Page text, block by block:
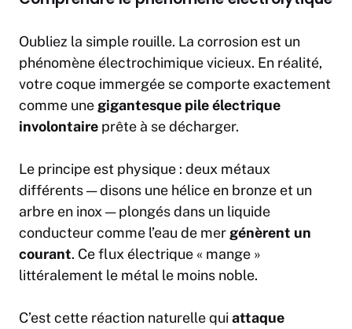
Oubliez la simple rouille. La corrosion est un
phénomène électrochimique vicieux. En réalité,
votre coque immergée se comporte exactement
comme une gigantesque pile électrique
involontaire prête à se décharger.
Le principe est physique : deux métaux
différents — disons une hélice en bronze et un
arbre en inox — plongés dans un liquide
conducteur comme l’eau de mer génèrent un
courant. Ce flux électrique « mange »
littéralement le métal le moins noble.
C’est cette réaction naturelle qui attaque